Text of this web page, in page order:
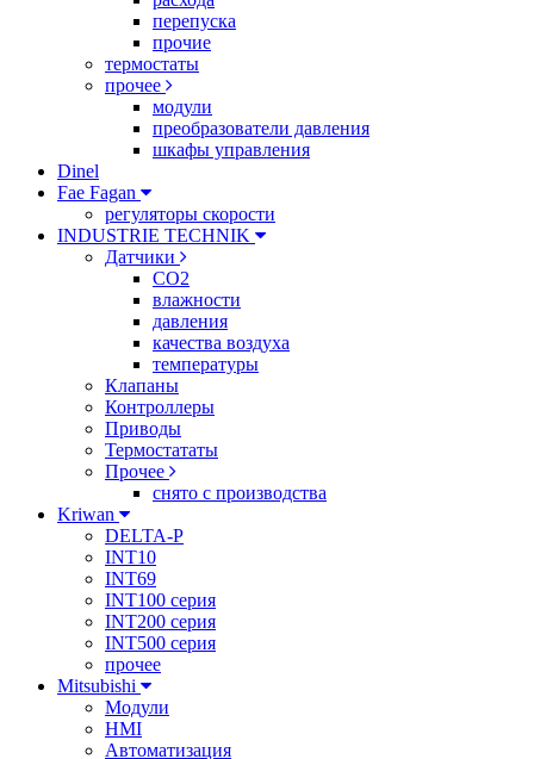
перепуска
прочие
термостаты
прочее
модули
преобразователи давления
шкафы управления
Dinel
Fae Fagan
регуляторы скорости
INDUSTRIE TECHNIK
Датчики
CO2
влажности
давления
качества воздуха
температуры
Клапаны
Контроллеры
Приводы
Термостататы
Прочее
снято с производства
Kriwan
DELTA-P
INT10
INT69
INT100 серия
INT200 серия
INT500 серия
прочее
Mitsubishi
Модули
HMI
Автоматизация